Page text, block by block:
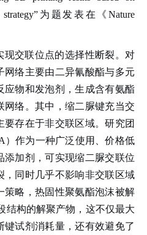
strategy”为题发表在《Nature
现交联位点的选择性断裂。对
网络主要由二异氰酸酯与多元
应物和发泡剂，生成含有氨酯
网络。其中，缩二脲键充当交
存在于非交联区域。研究团
）作为一种广泛使用、价格低
添加剂，可实现缩二脲交联位
，同时几乎不影响非交联区域
策略，热固性聚氨酯泡沫被解
结构的解聚产物，这不仅最大
键试剂消耗量，还有效避免了